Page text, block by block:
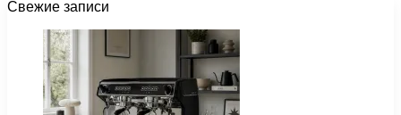
Свежие записи